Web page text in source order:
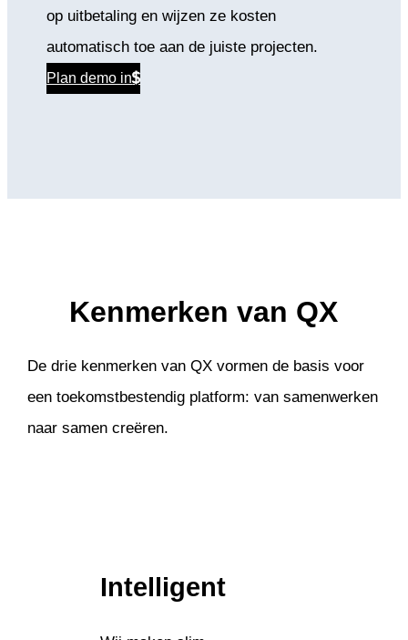
op uitbetaling en wijzen ze kosten
automatisch toe aan de juiste projecten.
Plan demo in
Kenmerken van QX
De drie kenmerken van QX vormen de basis voor
een toekomstbestendig platform: van samenwerken
naar samen creëren.
Intelligent